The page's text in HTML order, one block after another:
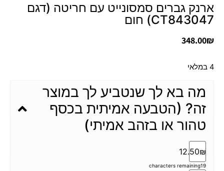
ארנק גברים סמסונייט עם חריטה (דגם
CT843047) חום
348.00₪
4 במלאי
מה בא לך שנטביע לך במוצר
זה? (הטבעה אמיתית בכסף
טהור או בזהב אמיתי)
12.50₪
19
characters remaining